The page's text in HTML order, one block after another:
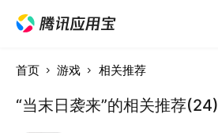
首页 游戏 相关推荐
“当末日袭来”的相关推荐(24)